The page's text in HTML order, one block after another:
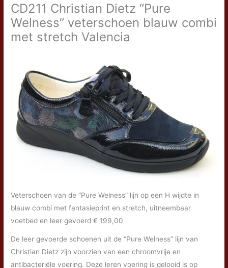
CD211 Christian Dietz “Pure
Welness” veterschoen blauw combi
met stretch Valencia
Veterschoen van de “Pure Welness” lijn op een H wijdte in
blauw combi met fantasieprint en stretch, uitneembaar
voetbed en leer gevoerd € 199,00
De leer gevoerde schoenen uit de “Pure Welness” lijn van
Christian Dietz zijn voorzien van een chroomvrije en
antibacteriële voering. Deze leren voering is gelooid is op